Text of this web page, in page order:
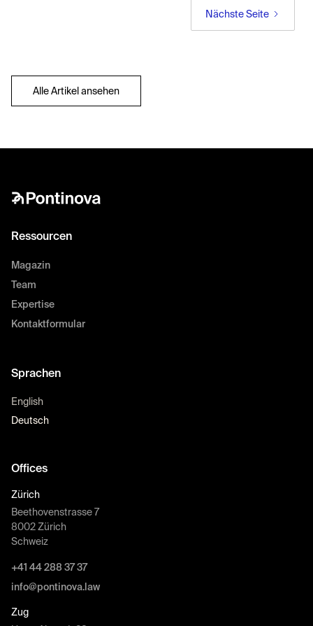
Nächste Seite
Alle Artikel ansehen
Ressourcen
Magazin
Team
Expertise
Kontaktformular
Sprachen
English
Deutsch
Offices
Zürich
Beethovenstrasse 7
8002 Zürich
Schweiz
+41 44 288 37 37
info@pontinova.law
Zug